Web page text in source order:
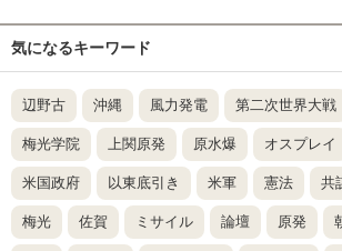
気になるキーワード
辺野古 沖縄 風力発電 第二次世界大戦
梅光学院 上関原発 原水爆 オスプレイ
米国政府 以東底引き 米軍 憲法 共
梅光 佐賀 ミサイル 論壇 原発